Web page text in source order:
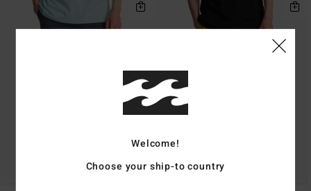
Welcome!
Choose your ship-to country